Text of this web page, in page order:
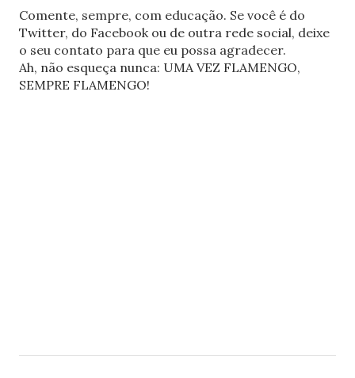
Comente, sempre, com educação. Se você é do
Twitter, do Facebook ou de outra rede social, deixe
o seu contato para que eu possa agradecer.
Ah, não esqueça nunca: UMA VEZ FLAMENGO,
SEMPRE FLAMENGO!